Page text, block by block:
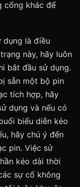
cổng khác để
dụng là điều
này, hãy luôn
bắt đầu sử dụng.
sẵn một bộ pin
tích hợp, hãy
dụng và nếu có
biểu diễn kéo
hãy chú ý đến
pin. Việc sử
kéo dài thời
sự cố không